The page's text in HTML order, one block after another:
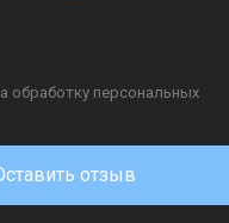
обработку персональных
отзыв